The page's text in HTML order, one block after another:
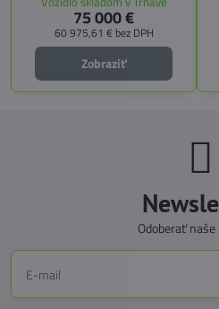
doplniť predné prídavné lôžko.
75 000 €
60 975,61 € bez DPH
Zobraziť
Odoberať